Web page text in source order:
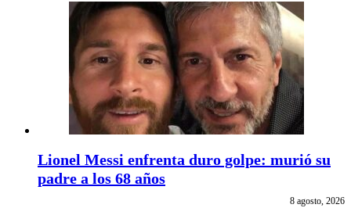
Lionel Messi enfrenta duro golpe: murió su
padre a los 68 años
8 agosto, 2026